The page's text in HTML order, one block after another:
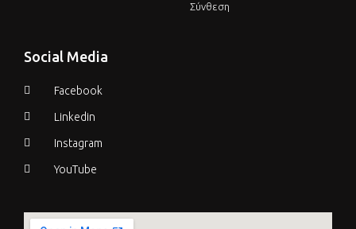
Σύνθεση
Social Media
Facebook
Linkedin
Instagram
YouTube